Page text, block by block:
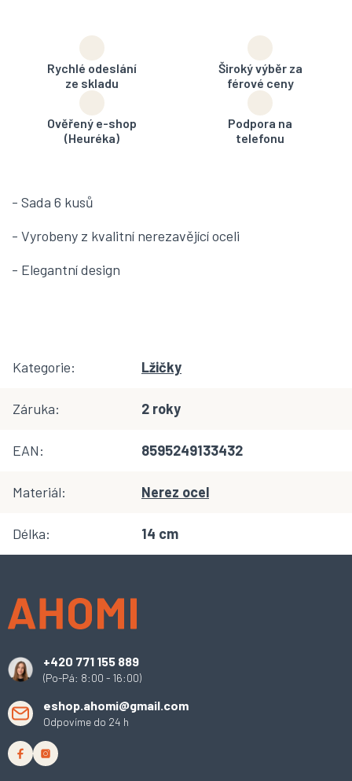
Rychlé odeslání
ze skladu
Široký výběr za
férové ceny
Ověřený e-shop
(Heuréka)
Podpora na
telefonu
- Sada 6 kusů
- Vyrobeny z kvalitní nerezavějící oceli
- Elegantní design
Kategorie: Lžičky
Záruka: 2 roky
EAN: 8595249133432
Materiál: Nerez ocel
Délka: 14 cm
+420 771 155 889
(Po-Pá: 8:00 - 16:00)
eshop.ahomi@gmail.com
Odpovíme do 24 h